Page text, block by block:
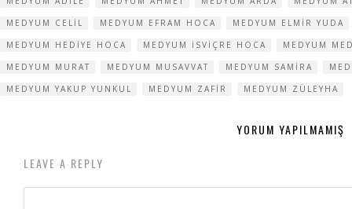
MEDYUM CELIL
MEDYUM EFRAM HOCA
MEDYUM ELMIR YUDA
MEDYUM HEDIYE HOCA
MEDYUM ISVIÇRE HOCA
MEDYUM
MEDYUM MURAT
MEDYUM MUSAVVAT MEDYUM SAMIRA
MEDYUM YAKUP YUNKUL
MEDYUM ZAFIR MEDYUM ZÜLEYHA
YORUM YAPILMAMIŞ
LEAVE A REPLY